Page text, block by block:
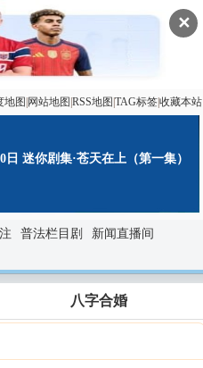
✕
地图 网站地图 RSS地图 TAG标签收藏本站
日 迷你剧集·苍天在上（第一集）
普法栏目剧
新闻直播间
八字合婚